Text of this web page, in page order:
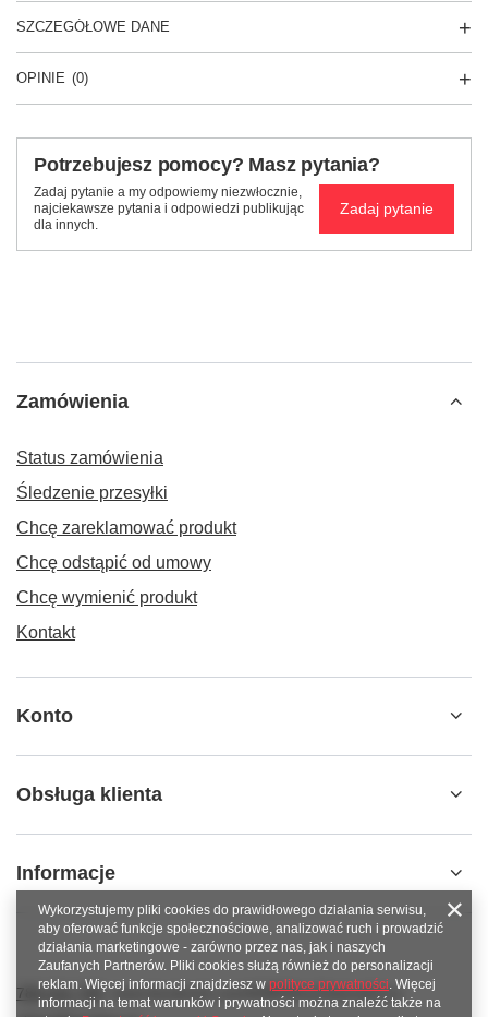
SZCZEGÓŁOWE DANE
OPINIE (0)
Potrzebujesz pomocy? Masz pytania?
Zadaj pytanie a my odpowiemy niezwłocznie,
najciekawsze pytania i odpowiedzi publikując
dla innych.
Zadaj pytanie
Zamówienia
Status zamówienia
Śledzenie przesyłki
Chcę zareklamować produkt
Chcę odstąpić od umowy
Chcę wymienić produkt
Kontakt
Konto
Obsługa klienta
Informacje
789 221 795 www.facebook.com/KAROlineZielonaGora
Wykorzystujemy pliki cookies do prawidłowego działania serwisu,
aby oferować funkcje społecznościowe, analizować ruch i prowadzić
działania marketingowe - zarówno przez nas, jak i naszych
Zaufanych Partnerów. Pliki cookies służą również do personalizacji
reklam. Więcej informacji znajdziesz w polityce prywatności. Więcej
informacji na temat warunków i prywatności można znaleźć także na